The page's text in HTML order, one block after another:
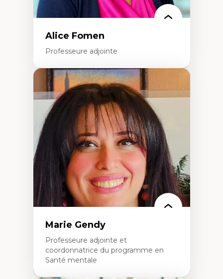
Alice Fomen
Professeure adjointe
Expertises
Acceptabilité, acceptation et adoption des
technologies
Technologies d'apprentissage innovantes
Insertion professionnelle du nouveau
personnel enseignant
Construction identitaire en milieu
minoritaire francophone
Technologies éducatives pour la formation
continue
Marie Gendy
Professeure adjointe et
coordonnatrice du programme en
Santé mentale